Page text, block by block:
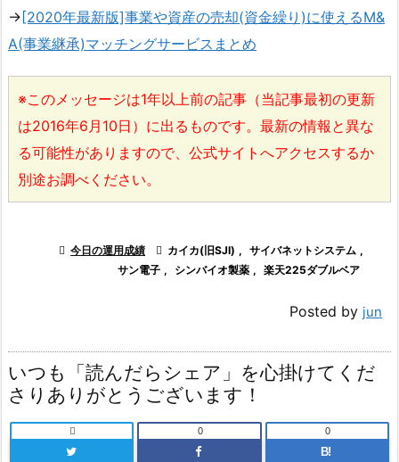
→[2020年最新版]事業や資産の売却(資金繰り)に使えるM&
A(事業継承)マッチングサービスまとめ
※このメッセージは1年以上前の記事（当記事最初の更新
は2016年6月10日）に出るものです。最新の情報と異な
る可能性がありますので、公式サイトへアクセスするか
別途お調べください。
 今日の運用成績  カイカ(旧SJI) , サイバネットシステム ,
サン電子 , シンバイオ製薬 , 楽天225ダブルベア
Posted by jun
いつも「読んだらシェア」を心掛けてくだ
さりありがとうございます！
 0
B!
0